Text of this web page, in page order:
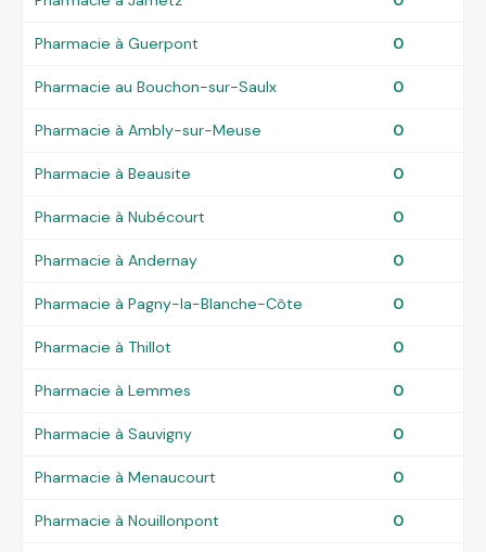
Pharmacie à Guerpont 0
Pharmacie au Bouchon-sur-Saulx 0
Pharmacie à Ambly-sur-Meuse 0
Pharmacie à Beausite 0
Pharmacie à Nubécourt 0
Pharmacie à Andernay 0
Pharmacie à Pagny-la-Blanche-Côte 0
Pharmacie à Thillot 0
Pharmacie à Lemmes 0
Pharmacie à Sauvigny 0
Pharmacie à Menaucourt 0
Pharmacie à Nouillonpont 0